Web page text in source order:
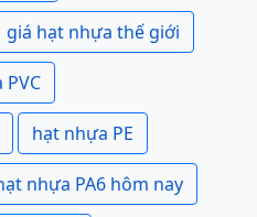
giá hạt nhựa thế giới
hạt nhựa PE
nhựa PA6 hôm nay